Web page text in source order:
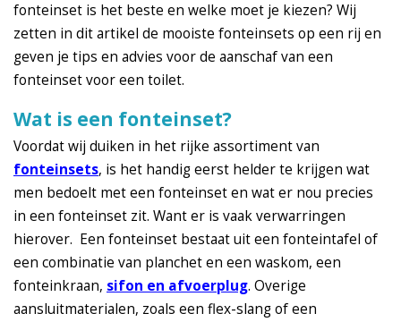
fonteinset is het beste en welke moet je kiezen? Wij
zetten in dit artikel de mooiste fonteinsets op een rij en
geven je tips en advies voor de aanschaf van een
fonteinset voor een toilet.
Wat is een fonteinset?
Voordat wij duiken in het rijke assortiment van
fonteinsets, is het handig eerst helder te krijgen wat
men bedoelt met een fonteinset en wat er nou precies
in een fonteinset zit. Want er is vaak verwarringen
hierover. Een fonteinset bestaat uit een fonteintafel of
een combinatie van planchet en een waskom, een
fonteinkraan, sifon en afvoerplug. Overige
aansluitmaterialen, zoals een flex-slang of een